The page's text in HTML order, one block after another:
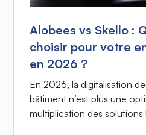
Alobees vs Skello :
choisir pour votre
en 2026 ?
En 2026, la digitalisation
bâtiment n’est plus une
multiplication des solutions